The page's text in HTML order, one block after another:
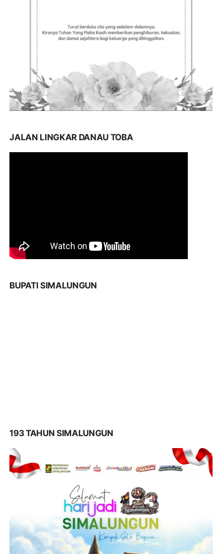
JALAN LINGKAR DANAU TOBA
BUPATI SIMALUNGUN
193 TAHUN SIMALUNGUN